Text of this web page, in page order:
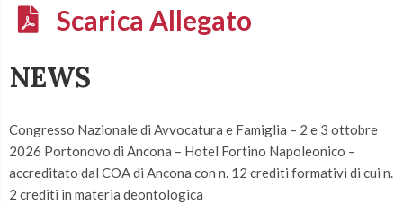
Scarica Allegato
NEWS
Congresso Nazionale di Avvocatura e Famiglia – 2 e 3 ottobre
2026 Portonovo di Ancona – Hotel Fortino Napoleonico –
accreditato dal COA di Ancona con n. 12 crediti formativi di cui n.
2 crediti in materia deontologica